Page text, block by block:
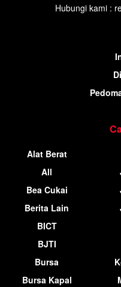
Hubungi kami :
Alat Berat
All
Bea Cukai
Berita Lain
BICT
BJTI
Bursa
Bursa Kapal